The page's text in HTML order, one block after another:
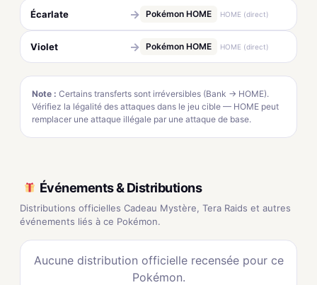
Écarlate → Pokémon HOME HOME (direct)
Violet → Pokémon HOME HOME (direct)
Note : Certains transferts sont irréversibles (Bank → HOME).
Vérifiez la légalité des attaques dans le jeu cible — HOME peut
remplacer une attaque illégale par une attaque de base.
Événements & Distributions
Distributions officielles Cadeau Mystère, Tera Raids et autres
événements liés à ce Pokémon.
Aucune distribution officielle recensée pour ce
Pokémon.